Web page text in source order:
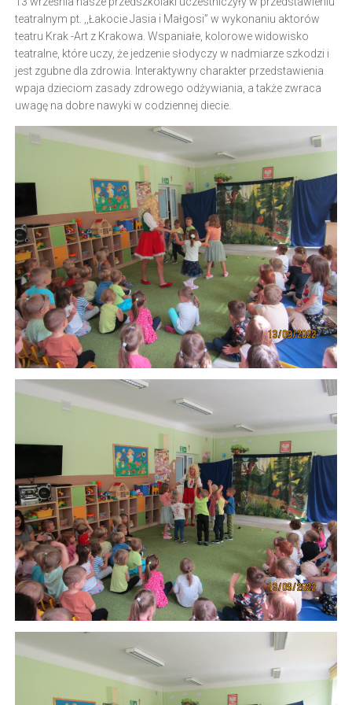
teatralnym pt. ,,Łakocie Jasia i Małgosi” w wykonaniu aktorów
teatru Krak -Art z Krakowa. Wspaniałe, kolorowe widowisko
teatralne, które uczy, że jedzenie słodyczy w nadmiarze szkodzi i
jest zgubne dla zdrowia. Interaktywny charakter przedstawienia
wpaja dzieciom zasady zdrowego odżywiania, a także zwraca
uwagę na dobre nawyki w codziennej diecie.